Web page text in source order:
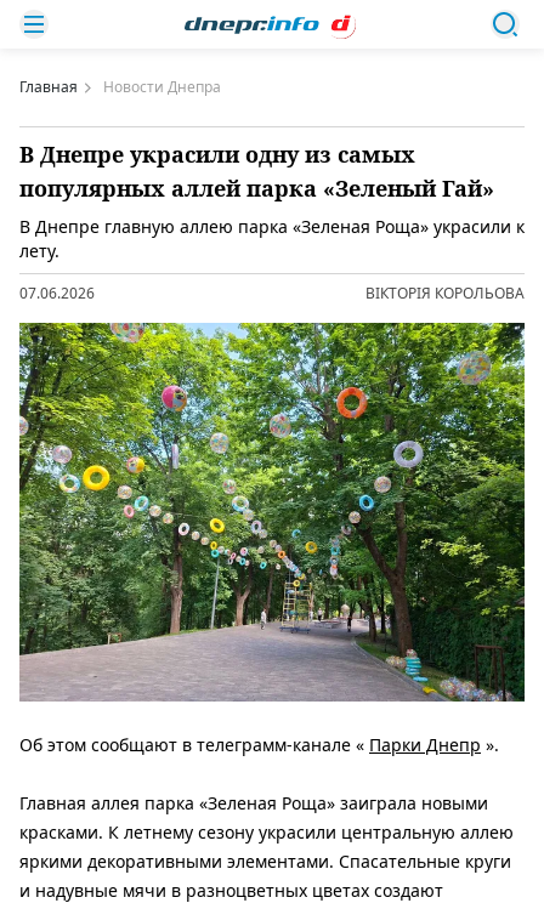
Главная Новости Днепра
В Днепре украсили одну из самых
популярных аллей парка «Зеленый Гай»
В Днепре главную аллею парка «Зеленая Роща» украсили к
лету.
07.06.2026 ВІКТОРІЯ КОРОЛЬОВА
Об этом сообщают в телеграмм-канале « Парки Днепр ».
Главная аллея парка «Зеленая Роща» заиграла новыми
красками. К летнему сезону украсили центральную аллею
яркими декоративными элементами. Спасательные круги
и надувные мячи в разноцветных цветах создают